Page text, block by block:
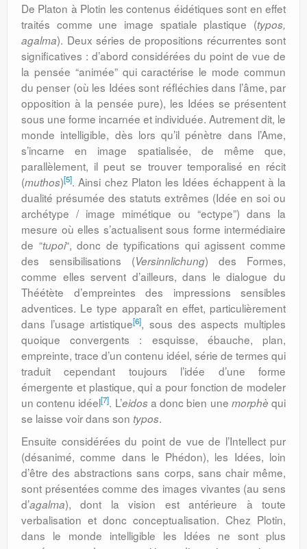
De Platon à Plotin les contenus éidétiques sont en effet
traités comme une image spatiale plastique (typos,
agalma). Deux séries de propositions récurrentes sont
significatives : d’abord considérées du point de vue de
la pensée “animée” qui caractérise le mode commun
du penser (où les Idées sont réfléchies dans l’âme, par
opposition à la pensée pure), les Idées se présentent
sous une forme incarnée et individuée. Autrement dit, le
monde intelligible, dès lors qu’il pénètre dans l’Ame,
s’incarne en image spatialisée, de même que,
parallèlement, il peut se trouver temporalisé en récit
(muthos)[5]. Ainsi chez Platon les Idées échappent à la
dualité présumée des statuts extrêmes (Idée en soi ou
archétype / image mimétique ou “ectype”) dans la
mesure où elles s’actualisent sous forme intermédiaire
de “tupoi“, donc de typifications qui agissent comme
des sensibilisations (Versinnlichung) des Formes,
comme elles servent d’ailleurs, dans le dialogue du
Théétète d’empreintes des impressions sensibles
adventices. Le type apparaît en effet, particulièrement
dans l’usage artistique[6], sous des aspects multiples
quoique convergents : esquisse, ébauche, plan,
empreinte, trace d’un contenu idéel, série de termes qui
traduit cependant toujours l’idée d’une forme
émergente et plastique, qui a pour fonction de modeler
un contenu idéel[7]. L’eidos a donc bien une morphè qui
se laisse voir dans son typos.
Ensuite considérées du point de vue de l’Intellect pur
(désanimé, comme dans le Phédon), les Idées, loin
d’être des abstractions sans corps, sans chair même,
sont présentées comme des images vivantes (au sens
d’agalma), dont la vision est antérieure à toute
verbalisation et donc conceptualisation. Chez Plotin,
dans le monde intelligible les Idées ne sont plus